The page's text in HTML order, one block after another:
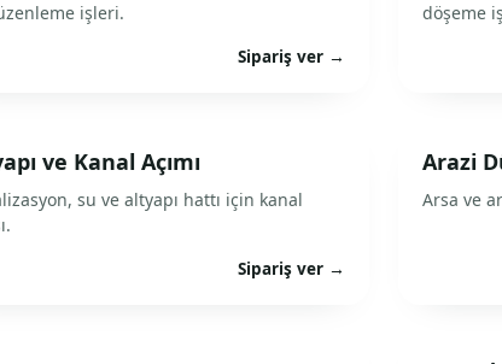
işleri.
Sipariş ver →
döşeme
ve Kanal Açımı
su ve altyapı hattı için kanal
Sipariş ver →
Arazi
Arsa ve